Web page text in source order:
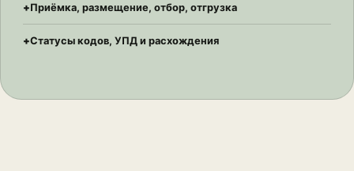
Приёмка, размещение, отбор, отгрузка
Статусы кодов, УПД и расхождения